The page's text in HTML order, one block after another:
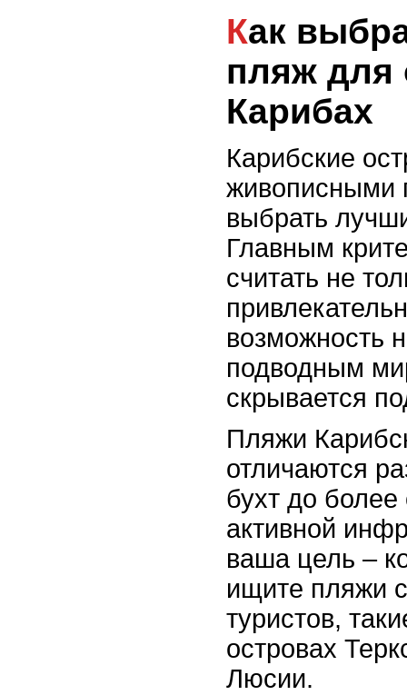
Как выбрать лучший
пляж для
Карибах
Карибские
живописными
выбрать
Главным
считать не
возможность
подводным
скрывается
Пляжи
отличаются
бухт до
активной
ваша цель –
ищите пляжи
туристов,
островах
Люсии.